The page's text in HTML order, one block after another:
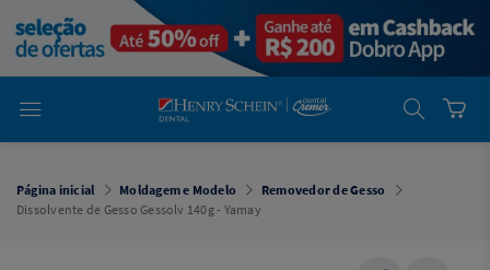
Dental
Cremer -
Henry Schein
Laboratório
Laboratório
Cremer -
Henry Schein
Página inicial Moldagem e Modelo
Removedor de Gesso
Dissolvente de Gesso Gessolv 140g - Yamay